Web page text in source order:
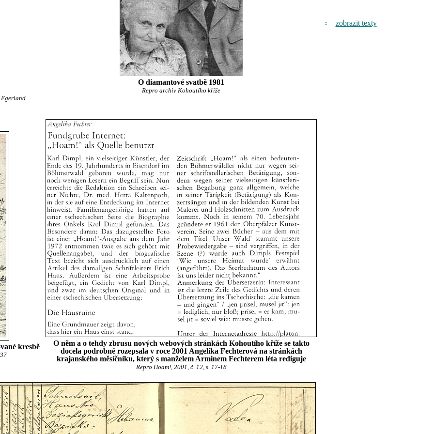
Egerland
O diamantové svatbě 1981
Repro archiv Kohoutího kříže
kresbě
O něm a o tehdy zbrusu nových webových stránkách Kohoutího kříže se takto
docela podrobně rozepsala v roce 2001 Angelika Fechterová na stránkách
krajanského měsíčníku, který s manželem Arminem Fechterem léta rediguje
Repro Hoam!, 2001, č. 12, s. 17-18
zobrazit texty